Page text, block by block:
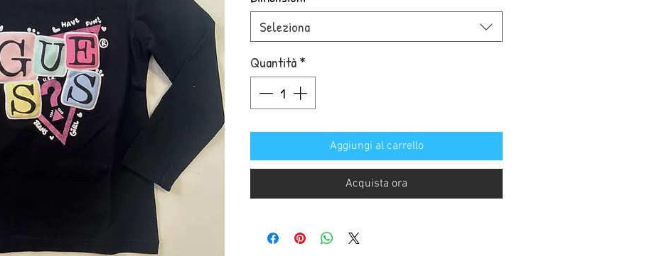
Seleziona
Quantità*
Aggiungi al carrello
Acquista ora